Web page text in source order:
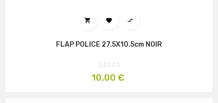
  
FLAP POLICE 27.5X10.5cm NOIR
Prix
10,00 €